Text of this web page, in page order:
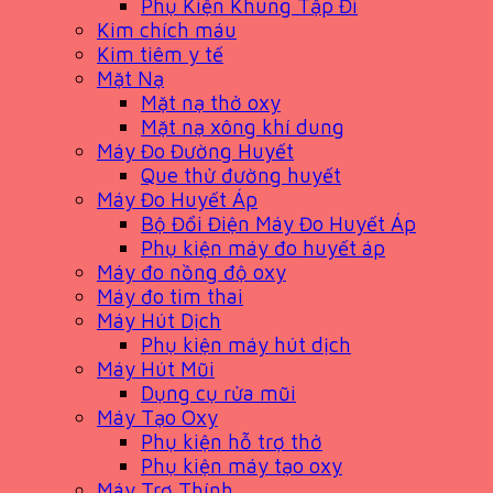
Phụ Kiện Khung Tập Đi
Kim chích máu
Kim tiêm y tế
Mặt Nạ
Mặt nạ thở oxy
Mặt nạ xông khí dung
Máy Đo Đường Huyết
Que thử đường huyết
Máy Đo Huyết Áp
Bộ Đổi Điện Máy Đo Huyết Áp
Phụ kiện máy đo huyết áp
Máy đo nồng độ oxy
Máy đo tim thai
Máy Hút Dịch
Phụ kiện máy hút dịch
Máy Hút Mũi
Dụng cụ rửa mũi
Máy Tạo Oxy
Phụ kiện hỗ trợ thở
Phụ kiện máy tạo oxy